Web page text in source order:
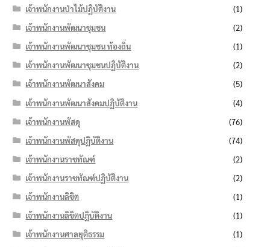
เจ้าพนักงานป่าไม้ปฏิบัติงาน
(1)
เจ้าพนักงานพัฒนาชุมชน
(2)
เจ้าพนักงานพัฒนาชุมชน ท้องถิ่น
(1)
เจ้าพนักงานพัฒนาชุมชนปฏิบัติงาน
(2)
เจ้าพนักงานพัฒนาสังคม
(5)
เจ้าพนักงานพัฒนาสังคมปฏิบัติงาน
(4)
เจ้าพนักงานพัสดุ
(76)
เจ้าพนักงานพัสดุปฏิบัติงาน
(74)
เจ้าพนักงานราชทัณฑ์
(2)
เจ้าพนักงานราชทัณฑ์ปฏิบัติงาน
(2)
เจ้าพนักงานลิขิต
(1)
เจ้าพนักงานลิขิตปฏิบัติงาน
(1)
เจ้าพนักงานศาลยุติธรรม
(1)